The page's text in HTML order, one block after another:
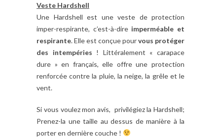
Veste Hardshell
Une Hardshell est une veste de protection
imper-respirante, c’est-à-dire imperméable et
respirante. Elle est conçue pourvous protéger
des intempéries ! Littéralement « carapace
dure » en français, elle offre une protection
renforcée contre la pluie, la neige, la grêle et le
vent.
Si vous voulez mon avis, privilégiez la Hardshell;
Prenez-la une taille au dessus de manière à la
porter en dernière couche !